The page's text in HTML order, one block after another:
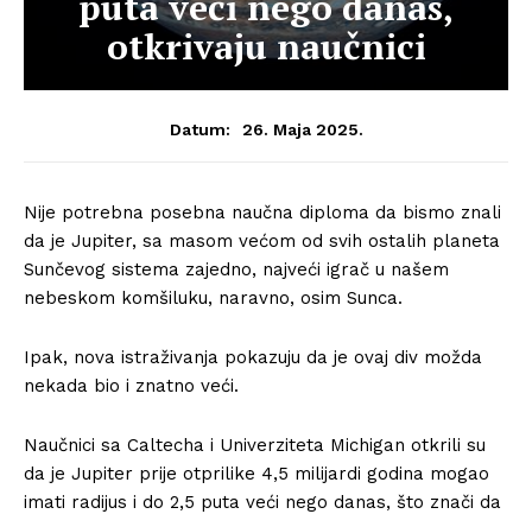
otkrivaju naučnici
Datum: 26. Maja 2025.
Nije potrebna posebna naučna diploma da bismo znali
da je Jupiter, sa masom većom od svih ostalih planeta
Sunčevog sistema zajedno, najveći igrač u našem
nebeskom komšiluku, naravno, osim Sunca.
Ipak, nova istraživanja pokazuju da je ovaj div možda
nekada bio i znatno veći.
Naučnici sa Caltecha i Univerziteta Michigan otkrili su
da je Jupiter prije otprilike 4,5 milijardi godina mogao
imati radijus i do 2,5 puta veći nego danas, što znači da